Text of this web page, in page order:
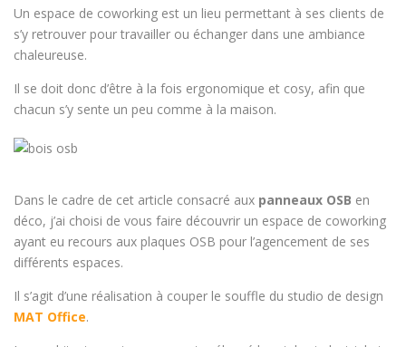
Un espace de coworking est un lieu permettant à ses clients de
s’y retrouver pour travailler ou échanger dans une ambiance
chaleureuse.
Il se doit donc d’être à la fois ergonomique et cosy, afin que
chacun s’y sente un peu comme à la maison.
Dans le cadre de cet article consacré aux panneaux OSB en
déco, j’ai choisi de vous faire découvrir un espace de coworking
ayant eu recours aux plaques OSB pour l’agencement de ses
différents espaces.
Il s’agit d’une réalisation à couper le souffle du studio de design
MAT Office.